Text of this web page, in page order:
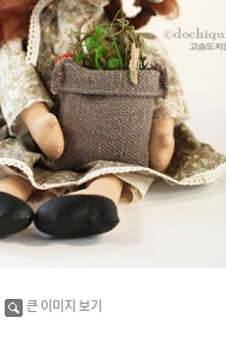
큰 이미지 보기